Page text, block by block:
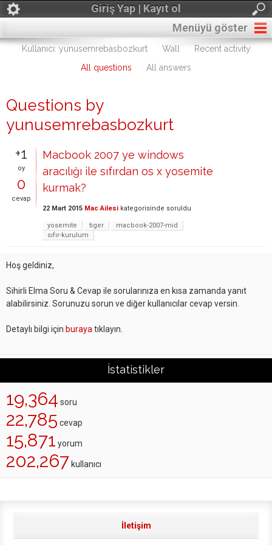
Giriş Yap | Kayıt ol
Menüyü göster
Kullanıcı: yunusemrebasbozkurt Wall
Recent activity
All questions
All answers
Questions by
yunusemrebasbozkurt
+1
oy
0
cevap
Macbook 2007 ye windows
aracılığı ile sıfırdan os x yosemite
kurmak?
22 Mart 2015 Mac Ailesi kategorisinde soruldu
yosemite tiger
macbook-2007-mid
sıfır-kurulum
Hoş geldiniz,
Sihirli Elma Soru & Cevap ile sorularınıza en kısa zamanda yanıt
alabilirsiniz. Sorunuzu sorun ve diğer kullanıcılar cevap versin.
Detaylı bilgi için buraya tıklayın.
İstatistikler
19,364 soru
22,785 cevap
15,871 yorum
202,267 kullanıcı
İletişim